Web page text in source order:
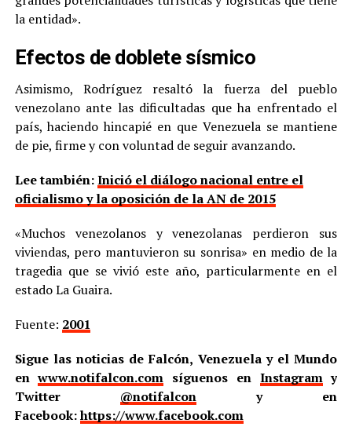
la entidad».
Efectos de doblete sísmico
Asimismo, Rodríguez resaltó la fuerza del pueblo
venezolano ante las dificultadas que ha enfrentado el
país, haciendo hincapié en que Venezuela se mantiene
de pie, firme y con voluntad de seguir avanzando.
Lee también:Inició el diálogo nacional entre el
oficialismo y la oposición de la AN de 2015
«Muchos venezolanos y venezolanas perdieron sus
viviendas, pero mantuvieron su sonrisa» en medio de la
tragedia que se vivió este año, particularmente en el
estado La Guaira.
Fuente: 2001
Sigue las noticias de Falcón, Venezuela y el Mundo
enwww.notifalcon.com síguenos en Instagramy
Twitter @notifalcony en
Facebook:https://www.facebook.com